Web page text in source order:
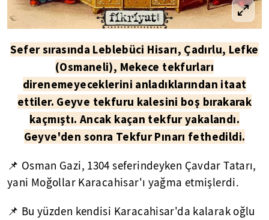
Sefer sırasında Leblebüci Hisarı, Çadırlu, Lefke
(Osmaneli), Mekece tekfurları
direnemeyeceklerini anladıklarından itaat
ettiler. Geyve tekfuru kalesini boş bırakarak
kaçmıştı. Ancak kaçan tekfur yakalandı.
Geyve'den sonra Tekfur Pınarı fethedildi.
📌 Osman Gazi, 1304 seferindeyken Çavdar Tatarı,
yani Moğollar Karacahisar'ı yağma etmişlerdi.
📌 Bu yüzden kendisi Karacahisar'da kalarak oğlu